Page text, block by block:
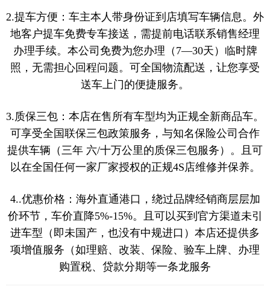
2.提车方便：车主本人带身份证到店填写车辆信息。外
地客户提车免费专车接送，需提前电话联系销售经理
办理手续。本公司免费为您办理（7—30天）临时牌
照，无需担心回程问题。可全国物流配送，让您享受
送车上门的便捷服务。
3.质保三包：本店在售所有车型均为正规全新商品车。
可享受全国联保三包政策服务，与知名保险公司合作
提供车辆（三年 六/十万公里的质保三包服务）。且可
以在全国任何一家厂家授权的正规4S店维修并保养。
4..优惠价格：海外直通港口，绕过品牌经销商层层加
价环节，车价直降5%-15%。且可以买到官方渠道未引
进车型（即未国产，也没有中规进口）本店还提供多
项增值服务（如理赔、改装、保险、验车上牌、办理
购置税、贷款分期等一条龙服务